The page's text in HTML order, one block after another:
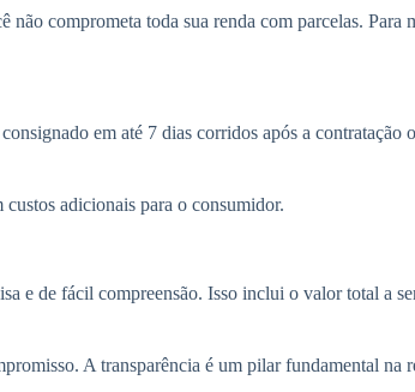
comprometa toda sua renda com parcelas. Para
em até 7 dias corridos após a contratação
adicionais para o consumidor.
e de fácil compreensão. Isso inclui o valor total a
A transparência é um pilar fundamental na